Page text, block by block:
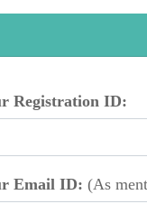
Registration ID:
Email ID: (As